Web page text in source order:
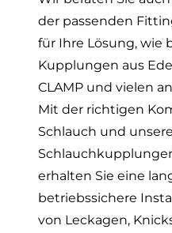
der passenden
für Ihre Lösung, wie
Kupplungen aus
CLAMP und vielen
Mit der richtigen
Schlauch und
erhalten Sie eine
betriebssichere
von Leckagen,